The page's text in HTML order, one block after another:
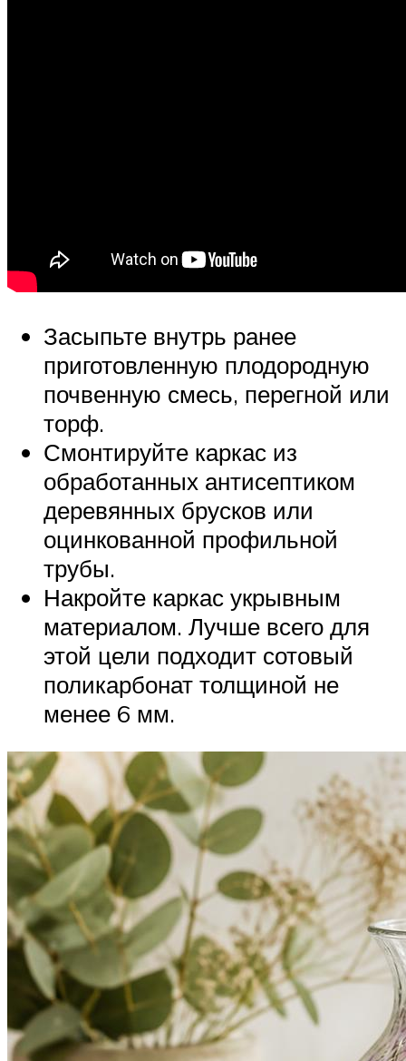
Засыпьте внутрь ранее
приготовленную плодородную
почвенную смесь, перегной или
торф.
Смонтируйте каркас из
обработанных антисептиком
деревянных брусков или
оцинкованной профильной
трубы.
Накройте каркас укрывным
материалом. Лучше всего для
этой цели подходит сотовый
поликарбонат толщиной не
менее 6 мм.